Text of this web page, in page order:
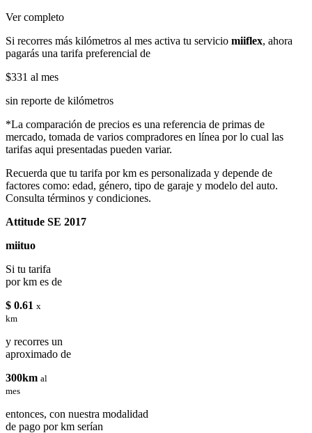
Ver completo
Si recorres más kilómetros al mes activa tu servicio miiflex, ahora
pagarás una tarifa preferencial de
$331 al mes
sin reporte de kilómetros
*La comparación de precios es una referencia de primas de
mercado, tomada de varios compradores en línea por lo cual las
tarifas aqui presentadas pueden variar.
Recuerda que tu tarifa por km es personalizada y depende de
factores como: edad, género, tipo de garaje y modelo del auto.
Consulta términos y condiciones.
Attitude SE 2017
miituo
Si tu tarifa
por km es de
$ 0.61 x
km
y recorres un
aproximado de
300km al
mes
entonces, con nuestra modalidad
de pago por km serían